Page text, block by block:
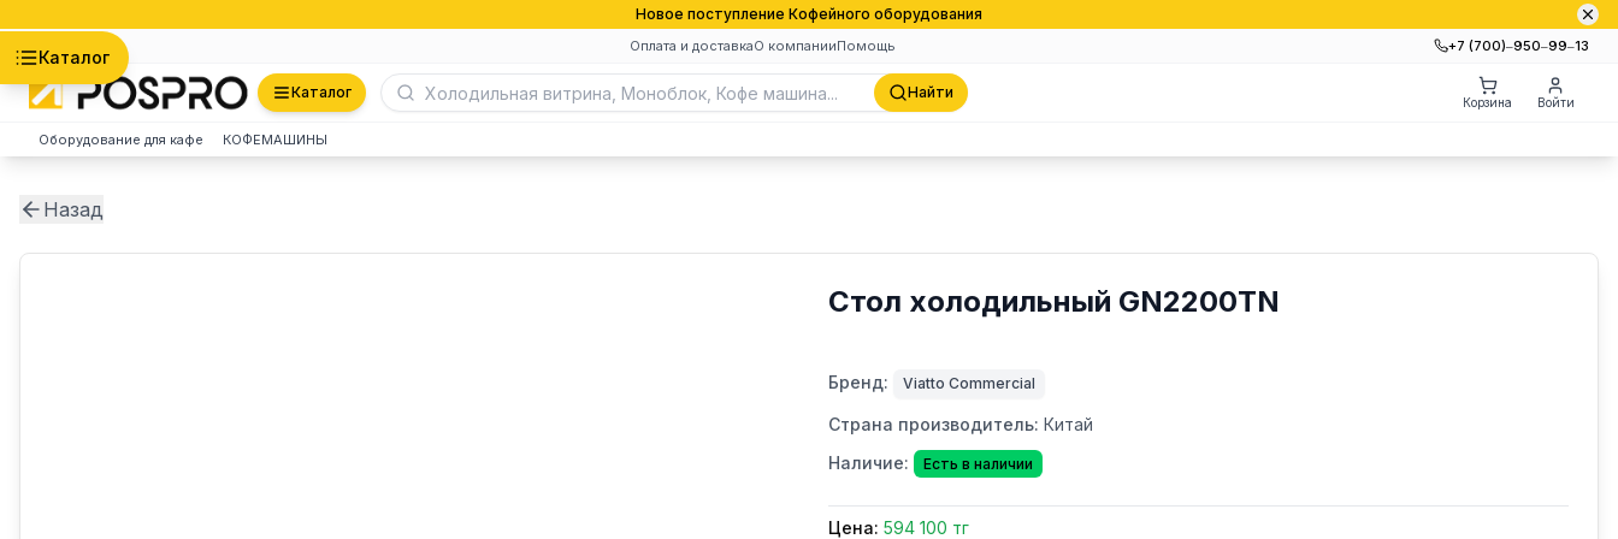
Новое поступление Кофейного оборудования
Оплата и доставкаО компанииПомощь +7 (700)‒950‒99‒13
Каталог
Каталог Найти
Корзина Войти
Оборудование для кафе КОФЕМАШИНЫ
Назад
Стол холодильный GN2200TN
Бренд: Viatto Commercial
Страна производитель: Китай
Наличие:
Есть в наличии
Цена: 594 100 тг